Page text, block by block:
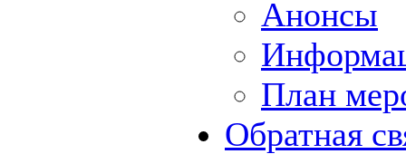
Анонсы
План
Обратная